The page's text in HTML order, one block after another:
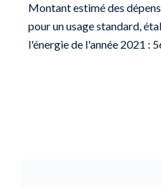
Montant estimé des
pour un usage standard,
l'énergie de l'année 2021 :